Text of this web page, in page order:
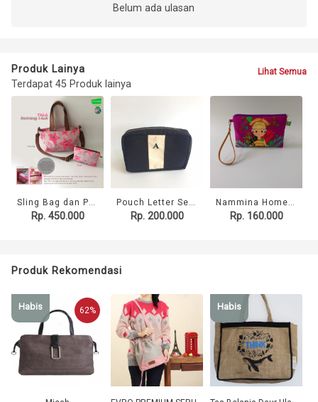
Belum ada ulasan
Produk Lainya
Terdapat 45 Produk lainya
Lihat Semua
Sling Bag dan Pouch Tala Dusty Pink Nammina Home
Rp. 450.000
Pouch Letter Series
Rp. 200.000
Nammina Home Pouch Pendet Dancer Light Purple
Rp. 160.000
Produk Rekomendasi
62%
Habis Habis